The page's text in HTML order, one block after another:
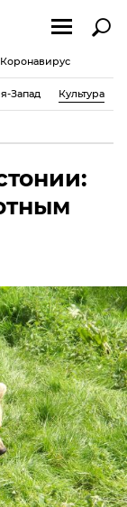
Коронавирус
Запад Культура